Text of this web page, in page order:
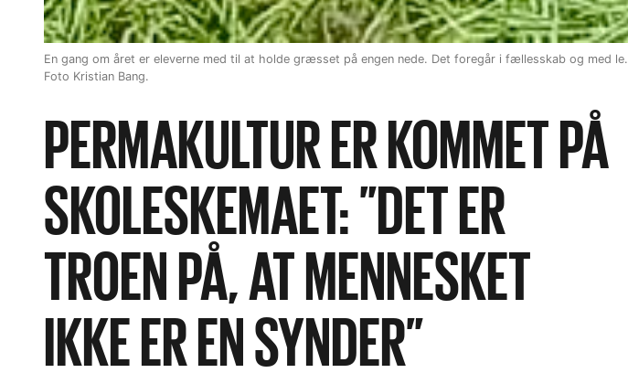
En gang om året er eleverne med til at holde græsset på engen nede. Det foregår i fællesskab og med le.
Foto Kristian Bang.
PERMAKULTUR ER KOMMET PÅ
SKOLESKEMAET: ”DET ER
TROEN PÅ, AT MENNESKET
IKKE ER EN SYNDER”